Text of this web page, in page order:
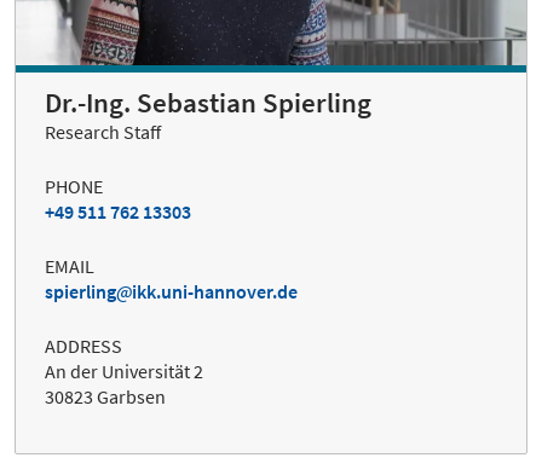
Dr.-Ing. Sebastian Spierling
Research Staff
PHONE
+49 511 762 13303
EMAIL
spierling
ikk.uni-hannover.de
ADDRESS
An der Universität 2
30823 Garbsen